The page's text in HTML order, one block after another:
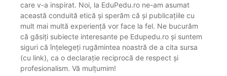
care v-a inspirat. Noi, la EduPedu.ro ne-am asumat
această conduită etică și sperăm că și publicațiile cu
mult mai multă experiență vor face la fel. Ne bucurăm
că găsiți subiecte interesante pe Edupedu.ro și suntem
siguri că înțelegeți rugămintea noastră de a cita sursa
(cu link), ca o declarație reciprocă de respect și
profesionalism. Vă mulțumim!